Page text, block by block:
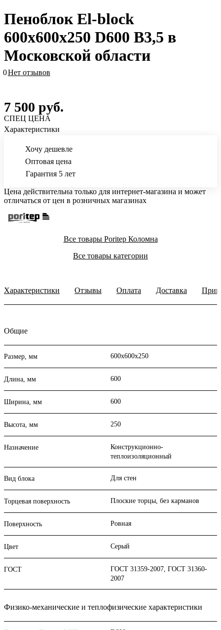
Пеноблок El-block
600х600х250 D600 В3,5 в
Московской области
0Нет отзывов
7 500 руб.
СПЕЦ ЦЕНА
Характеристики
Хочу дешевле
Оптовая цена
Гарантия 5 лет
Цена действительна только для интернет-магазина и может
отличаться от цен в розничных магазинах
Все товары Poritep Коломна
Все товары категории
Характеристики Отзывы Оплата Доставка
Общие
Размер, мм 600х600х250
Длина, мм 600
Ширина, мм 600
Высота, мм 250
Назначение
Конструкционно-
теплоизоляционный
Вид блока Для стен
Торцевая поверхность Плоские торцы, без карманов
Поверхность Ровная
Цвет Серый
ГОСТ
ГОСТ 31359-2007, ГОСТ 31360-
2007
Физико-механические и теплофизические характеристики